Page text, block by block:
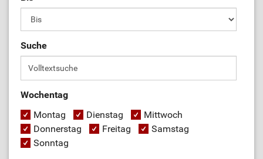
Suche
Wochentag
Montag
Dienstag
Mittwoch
Donnerstag
Freitag
Samstag
Sonntag